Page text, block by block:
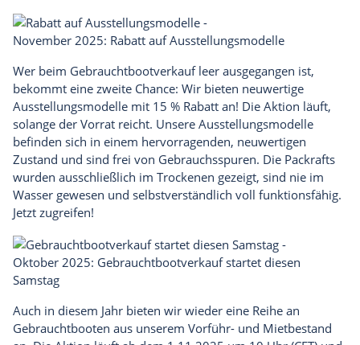
November 2025: Rabatt auf Ausstellungsmodelle
Wer beim Gebrauchtbootverkauf leer ausgegangen ist,
bekommt eine zweite Chance: Wir bieten neuwertige
Ausstellungsmodelle mit 15 % Rabatt an! Die Aktion läuft,
solange der Vorrat reicht. Unsere Ausstellungsmodelle
befinden sich in einem hervorragenden, neuwertigen
Zustand und sind frei von Gebrauchsspuren. Die Packrafts
wurden ausschließlich im Trockenen gezeigt, sind nie im
Wasser gewesen und selbstverständlich voll funktionsfähig.
Jetzt zugreifen!
Oktober 2025: Gebrauchtbootverkauf startet diesen
Samstag
Auch in diesem Jahr bieten wir wieder eine Reihe an
Gebrauchtbooten aus unserem Vorführ- und Mietbestand